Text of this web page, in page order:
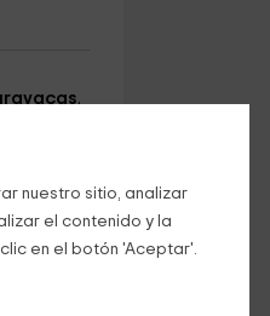
nuestro sitio, analizar
el contenido y la
en el botón 'Aceptar'.
.
le
es una
a toques